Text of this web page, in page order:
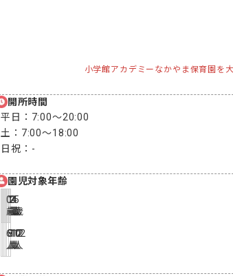
小学館アカデミーなかやま保育園を
開所時間
平日： 7:00〜20:00
土： 7:00〜18:00
日祝： -
園児対象年齢
0
歳
1
歳
2
歳
3
歳
4
歳
5
歳
6
人
8
人
10
人
12
人
12
人
12
人